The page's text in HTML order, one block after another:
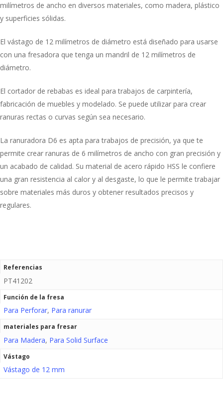
milímetros de ancho en diversos materiales, como madera, plástico
y superficies sólidas.
El vástago de 12 milímetros de diámetro está diseñado para usarse
con una fresadora que tenga un mandril de 12 milímetros de
diámetro.
El cortador de rebabas es ideal para trabajos de carpintería,
fabricación de muebles y modelado. Se puede utilizar para crear
ranuras rectas o curvas según sea necesario.
La ranuradora D6 es apta para trabajos de precisión, ya que te
permite crear ranuras de 6 milímetros de ancho con gran precisión y
un acabado de calidad. Su material de acero rápido HSS le confiere
una gran resistencia al calor y al desgaste, lo que le permite trabajar
sobre materiales más duros y obtener resultados precisos y
regulares.
Referencias
PT41202
Función de la fresa
Para Perforar, Para ranurar
materiales para fresar
Para Madera, Para Solid Surface
Vástago
Vástago de 12 mm